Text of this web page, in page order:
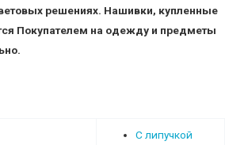
решениях. Нашивки, купленные
Покупателем на одежду и предметы
С липучкой